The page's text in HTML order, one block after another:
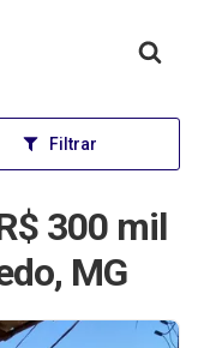
Filtrar
300 mil
MG